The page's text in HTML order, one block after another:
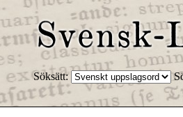
Söksätt: